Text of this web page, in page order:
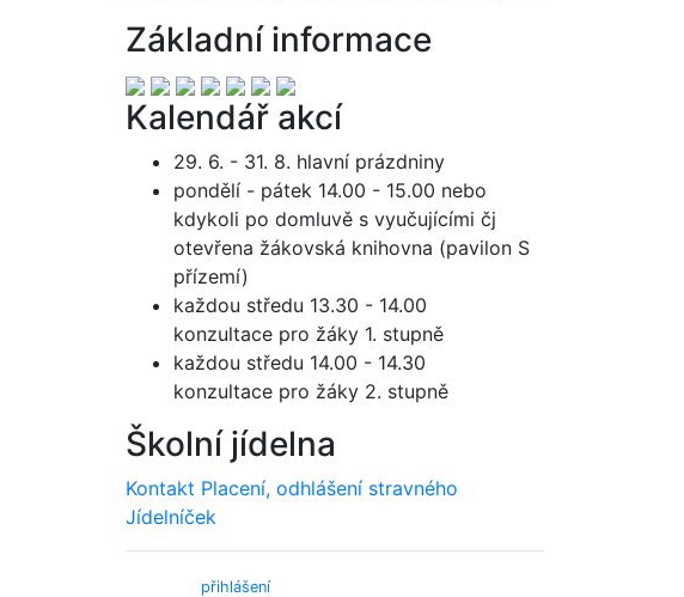
Základní informace
Kalendář akcí
29. 6. - 31. 8. hlavní prázdniny
pondělí - pátek 14.00 - 15.00 nebo
kdykoli po domluvě s vyučujícími čj
otevřena žákovská knihovna (pavilon S
přízemí)
každou středu 13.30 - 14.00
konzultace pro žáky 1. stupně
každou středu 14.00 - 14.30
konzultace pro žáky 2. stupně
Školní jídelna
Kontakt Placení, odhlášení stravného
Jídelníček
přihlášení)